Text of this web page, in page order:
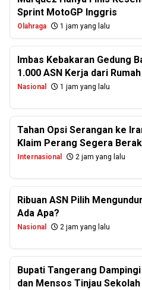
Sprint MotoGP Inggris
Olahraga 1 jam yang lalu
Imbas Kebakaran Gedung
1.000 ASN Kerja dari Rumah
Nasional 1 jam yang lalu
Tahan Opsi Serangan ke
Klaim Perang Segera
Internasional 2 jam yang lalu
Ribuan ASN Pilih
Ada Apa?
Nasional 2 jam yang lalu
Bupati Tangerang
dan Mensos Tinjau Sekolah